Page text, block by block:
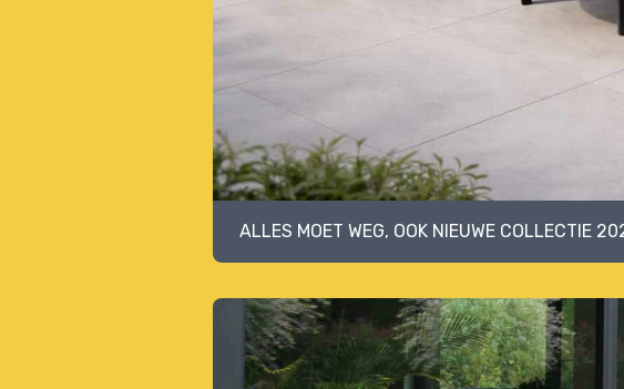
ALLES MOET WEG, OOK NIEUWE COLLECTIE